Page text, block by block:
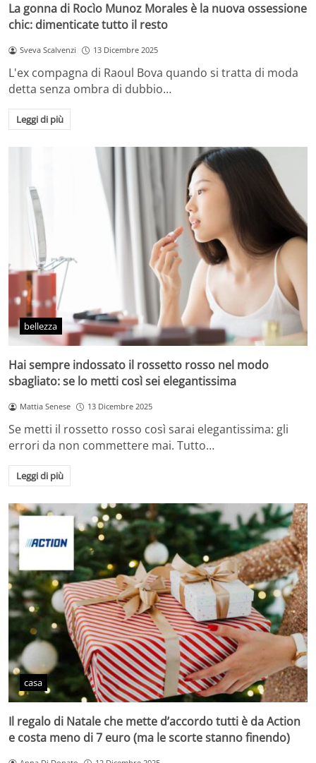
La gonna di Rocìo Munoz Morales è la nuova ossessione
chic: dimenticate tutto il resto
Sveva Scalvenzi 13 Dicembre 2025
L'ex compagna di Raoul Bova quando si tratta di moda
detta senza ombra di dubbio…
Leggi di più
bellezza
Hai sempre indossato il rossetto rosso nel modo
sbagliato: se lo metti così sei elegantissima
Mattia Senese 13 Dicembre 2025
Se metti il rossetto rosso così sarai elegantissima: gli
errori da non commettere mai. Tutto…
Leggi di più
casa
Il regalo di Natale che mette d’accordo tutti è da Action
e costa meno di 7 euro (ma le scorte stanno finendo)